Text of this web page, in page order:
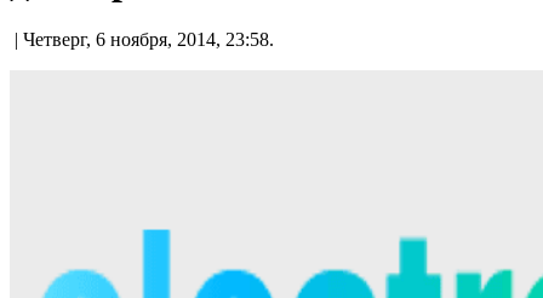
| Четверг, 6 ноября, 2014, 23:58.